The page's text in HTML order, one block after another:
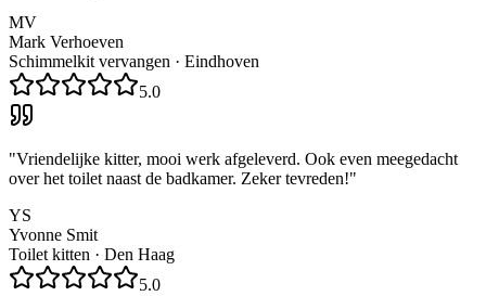
MV
Mark Verhoeven
Schimmelkit vervangen · Eindhoven
5.0
"Vriendelijke kitter, mooi werk afgeleverd. Ook even meegedacht
over het toilet naast de badkamer. Zeker tevreden!"
YS
Yvonne Smit
Toilet kitten · Den Haag
5.0